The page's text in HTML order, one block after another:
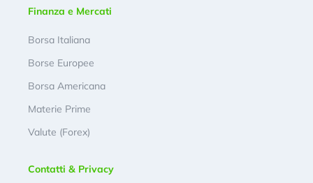
Finanza e Mercati
Borsa Italiana
Borse Europee
Borsa Americana
Materie Prime
Valute (Forex)
Contatti & Privacy